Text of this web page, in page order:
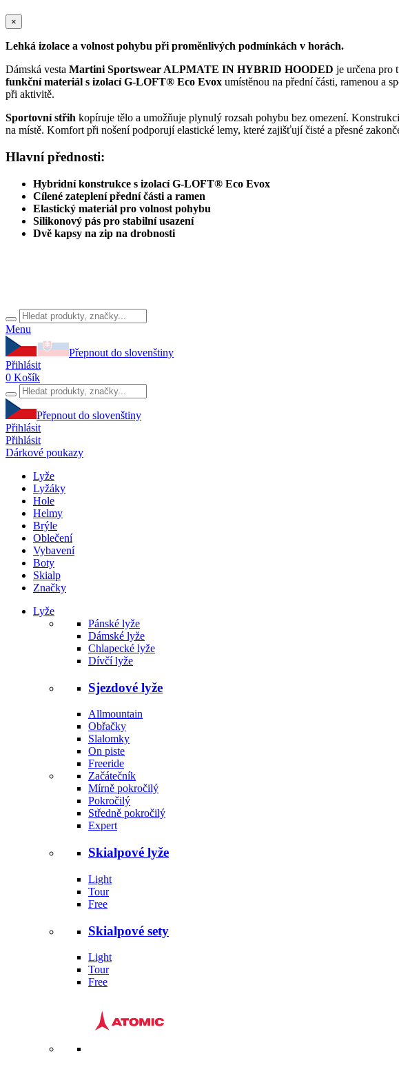
×
Lehká izolace a volnost pohybu při proměnlivých podmínkách v horách.
Dámská vesta Martini Sportswear ALPMATE IN HYBRID HOODED je určena pro
funkční materiál s izolací G-LOFT® Eco Evox umístěnou na přední části, ramenou a
při aktivitě.
Sportovní střih kopíruje tělo a umožňuje plynulý rozsah pohybu bez omezení.
na místě. Komfort při nošení podporují elastické lemy, které zajišťují čisté a přesné
Hlavní přednosti:
Hybridní konstrukce s izolací G-LOFT® Eco Evox
Cílené zateplení přední části a ramen
Elastický materiál pro volnost pohybu
Silikonový pás pro stabilní usazení
Dvě kapsy na zip na drobnosti
Menu
Přepnout do slovenštiny
Přihlásit
0 Košík
Přepnout do slovenštiny
Přihlásit
Přihlásit
Dárkové poukazy
Lyže
Lyžáky
Hole
Helmy
Brýle
Oblečení
Vybavení
Boty
Skialp
Značky
Lyže
Pánské lyže
Dámské lyže
Chlapecké lyže
Dívčí lyže
Sjezdové lyže
Allmountain
Obřačky
Slalomky
On piste
Freeride
Začátečník
Mírně pokročilý
Pokročilý
Středně pokročilý
Expert
Skialpové lyže
Light
Tour
Free
Skialpové sety
Light
Tour
Free